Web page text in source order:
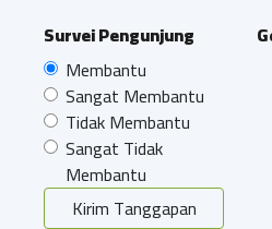
Survei Pengunjung
Membantu
Sangat Membantu
Tidak Membantu
Sangat Tidak
Membantu
Kirim Tanggapan